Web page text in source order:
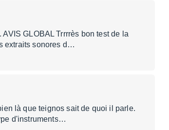
GLOBAL Trrrrès bon test de la
extraits sonores d…
là que teignos sait de quoi il parle.
d'instruments…